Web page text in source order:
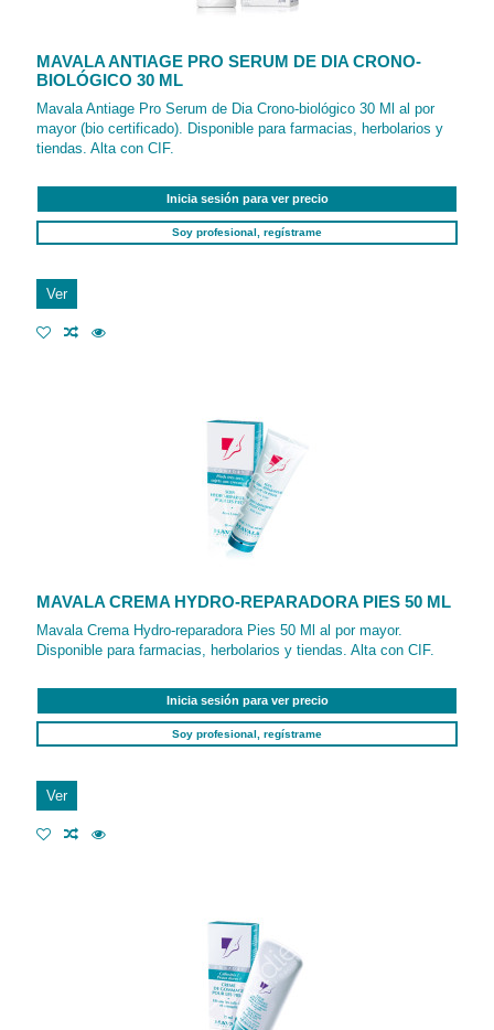
MAVALA ANTIAGE PRO SERUM DE DIA CRONO-
BIOLÓGICO 30 ML
Mavala Antiage Pro Serum de Dia Crono-biológico 30 Ml al por
mayor (bio certificado). Disponible para farmacias, herbolarios y
tiendas. Alta con CIF.
Inicia sesión para ver precio
Soy profesional, regístrame
Ver
MAVALA CREMA HYDRO-REPARADORA PIES 50 ML
Mavala Crema Hydro-reparadora Pies 50 Ml al por mayor.
Disponible para farmacias, herbolarios y tiendas. Alta con CIF.
Inicia sesión para ver precio
Soy profesional, regístrame
Ver